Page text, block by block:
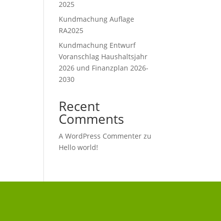
2025
Kundmachung Auflage
RA2025
Kundmachung Entwurf
Voranschlag Haushaltsjahr
2026 und Finanzplan 2026-
2030
Recent
Comments
A WordPress Commenter zu
Hello world!